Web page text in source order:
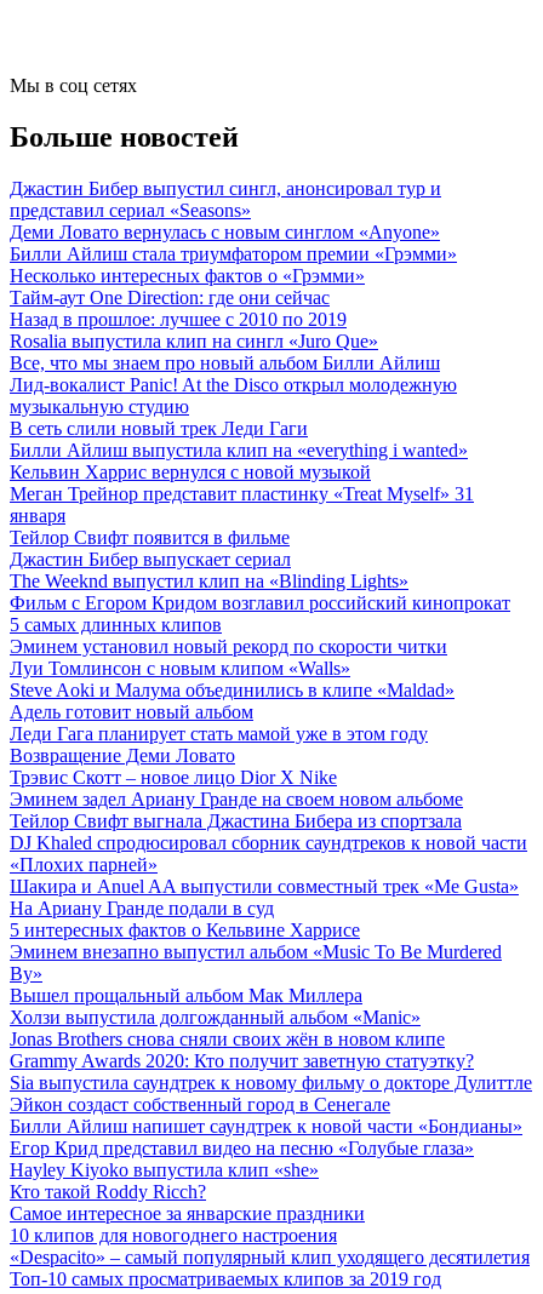
Мы в соц сетях
Больше новостей
Джастин Бибер выпустил сингл, анонсировал тур и
представил сериал «Seasons»
Деми Ловато вернулась с новым синглом «Anyone»
Билли Айлиш стала триумфатором премии «Грэмми»
Несколько интересных фактов о «Грэмми»
Тайм-аут One Direction: где они сейчас
Назад в прошлое: лучшее с 2010 по 2019
Rosalia выпустила клип на сингл «Juro Que»
Все, что мы знаем про новый альбом Билли Айлиш
Лид-вокалист Panic! At the Disco открыл молодежную
музыкальную студию
В сеть слили новый трек Леди Гаги
Билли Айлиш выпустила клип на «everything i wanted»
Кельвин Харрис вернулся с новой музыкой
Меган Трейнор представит пластинку «Treat Myself» 31
января
Тейлор Свифт появится в фильме
Джастин Бибер выпускает сериал
The Weeknd выпустил клип на «Blinding Lights»
Фильм с Егором Кридом возглавил российский кинопрокат
5 самых длинных клипов
Эминем установил новый рекорд по скорости читки
Луи Томлинсон с новым клипом «Walls»
Steve Aoki и Малума объединились в клипе «Maldad»
Адель готовит новый альбом
Леди Гага планирует стать мамой уже в этом году
Возвращение Деми Ловато
Трэвис Скотт – новое лицо Dior X Nike
Эминем задел Ариану Гранде на своем новом альбоме
Тейлор Свифт выгнала Джастина Бибера из спортзала
DJ Khaled спродюсировал сборник саундтреков к новой части
«Плохих парней»
Шакира и Anuel AA выпустили совместный трек «Me Gusta»
На Ариану Гранде подали в суд
5 интересных фактов о Кельвине Харрисе
Эминем внезапно выпустил альбом «Music To Be Murdered
By»
Вышел прощальный альбом Мак Миллера
Холзи выпустила долгожданный альбом «Manic»
Jonas Brothers снова сняли своих жён в новом клипе
Grammy Awards 2020: Кто получит заветную статуэтку?
Sia выпустила саундтрек к новому фильму о докторе Дулиттле
Эйкон создаст собственный город в Сенегале
Билли Айлиш напишет саундтрек к новой части «Бондианы»
Егор Крид представил видео на песню «Голубые глаза»
Hayley Kiyoko выпустила клип «she»
Кто такой Roddy Ricch?
Самое интересное за январские праздники
10 клипов для новогоднего настроения
«Despacito» – самый популярный клип уходящего десятилетия
Топ-10 самых просматриваемых клипов за 2019 год